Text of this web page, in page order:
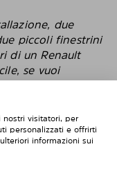
due
piccoli finestrini
di un Renault
se vuoi
da fallisce
sembrino
che
"
visitatori, per
personalizzati e offrirti
informazioni sui